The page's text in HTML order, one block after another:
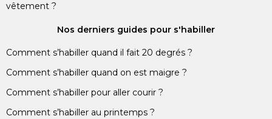
vêtement ?
Nos derniers guides pour s'habiller
Comment s’habiller quand il fait 20 degrés ?
Comment s’habiller quand on est maigre ?
Comment s’habiller pour aller courir ?
Comment s’habiller au printemps ?